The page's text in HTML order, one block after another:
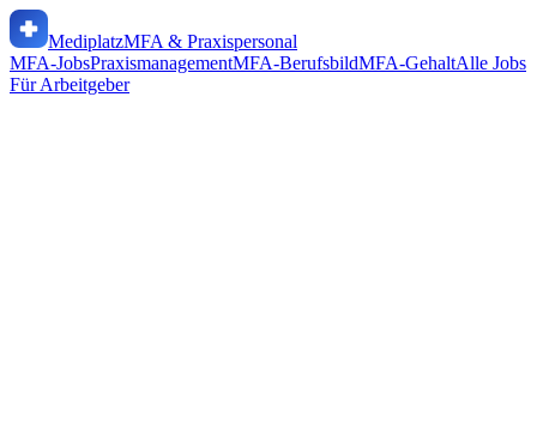
MediplatzMFA & Praxispersonal
MFA-JobsPraxismanagementMFA-BerufsbildMFA-GehaltAlle Jobs
Für Arbeitgeber